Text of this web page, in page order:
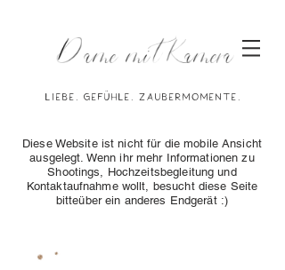
Dame mit Kamera
Liebe. Gefühle. Zaubermomente.
Diese Website ist nicht für die mobile Ansicht
ausgelegt. Wenn ihr mehr Informationen zu
Shootings, Hochzeitsbegleitung und
Kontaktaufnahme wollt, besucht diese Seite
bitteüber ein anderes Endgerät :)